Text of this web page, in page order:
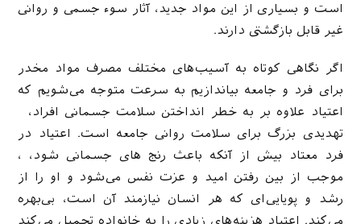
است و بسیاری از این مواد جدید، آثار سوء جسمی و روانی
غیر قابل بازگشتی دارند.
اگر نگاهی کوتاه به آسیب‌های مختلف مصرف مواد مخدر
برای فرد و جامعه بیاندازیم به سرعت متوجه می‌شویم که
اعتیاد علاوه بر به خطر انداختن سلامت جسمانی افراد،
تهدیدی بزرگ برای سلامت روانی جامعه است. اعتیاد در
فرد معتاد بیش از آنکه باعث رنج های جسمانی شود، ،
موجب از بین رفتن امید و عزت نفس می‌شود و او را از
رشد و پویایی‌ای که هر انسان نیازمند آن است، بی‌بهره
می‌کند. اعتیاد هزینه‌های زیادی را به خانواده تحمیل می‌کند